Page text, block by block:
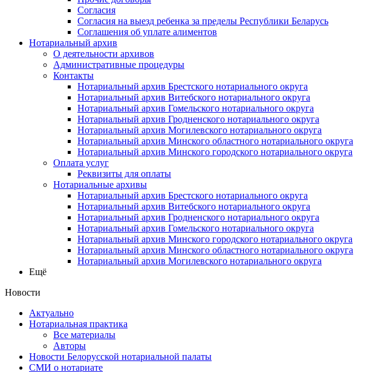
Согласия
Согласия на выезд ребенка за пределы Республики Беларусь
Соглашения об уплате алиментов
Нотариальный архив
О деятельности архивов
Административные процедуры
Контакты
Нотариальный архив Брестского нотариального округа
Нотариальный архив Витебского нотариального округа
Нотариальный архив Гомельского нотариального округа
Нотариальный архив Гродненского нотариального округа
Нотариальный архив Могилевского нотариального округа
Нотариальный архив Минского областного нотариального округа
Нотариальный архив Минского городского нотариального округа
Оплата услуг
Реквизиты для оплаты
Нотариальные архивы
Нотариальный архив Брестского нотариального округа
Нотариальный архив Витебского нотариального округа
Нотариальный архив Гродненского нотариального округа
Нотариальный архив Гомельского нотариального округа
Нотариальный архив Минского городского нотариального округа
Нотариальный архив Минского областного нотариального округа
Нотариальный архив Могилевского нотариального округа
Ещё
Новости
Актуально
Нотариальная практика
Все материалы
Авторы
Новости Белорусской нотариальной палаты
СМИ о нотариате